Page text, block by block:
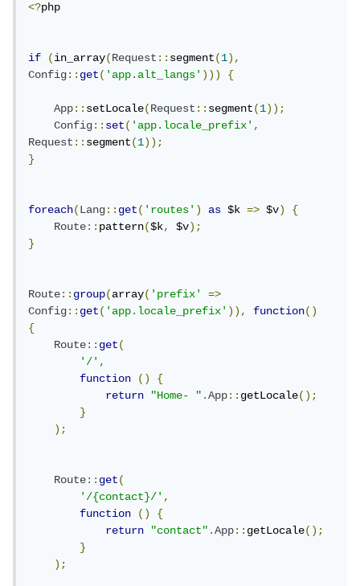
<?php
if (in_array(Request::segment(1),
Config::get('app.alt_langs'))) {
App::setLocale(Request::segment(1));
Config::set('app.locale_prefix',
Request::segment(1));
}
foreach(Lang::get('routes') as $k => $v)
{
Route::pattern($k, $v);
}
Route::group(array('prefix'
=>
Config::get('app.locale_prefix')), function()
{
Route::get(
'/',
function
()
{
return
"Home- ".App::getLocale();
}
);
Route::get(
'/{contact}/',
function
()
{
return
"contact".App::getLocale();
}
);